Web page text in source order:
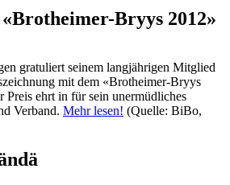
Bryys 2012»
gratuliert seinem langjährigen Mitglied
mit dem «Brotheimer-Bryys
Preis ehrt in für sein unermüdliches
Verband. Mehr lesen! (Quelle: BiBo,